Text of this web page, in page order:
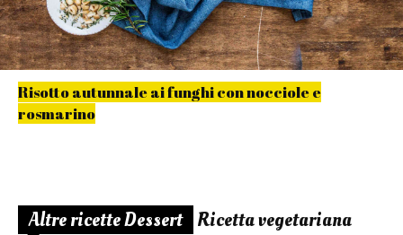
Risotto autunnale ai funghi con nocciole e
rosmarino
Altre ricette Dessert Ricetta vegetariana